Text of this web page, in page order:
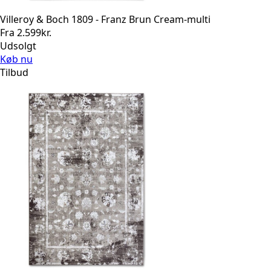
Villeroy & Boch 1809 - Franz Brun Cream-multi
Fra 2.599kr.
Udsolgt
Køb nu
Tilbud